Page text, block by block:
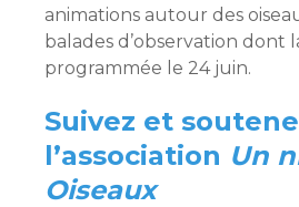
animations autour des
balades d’observation dont
programmée le 24 juin.
Suivez et
l’association Un
Oiseaux